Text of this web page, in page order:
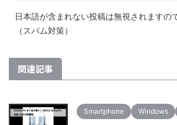
日本語が含まれない投稿は無視されますの
（スパム対策）
関連記事
Smartphone Windows